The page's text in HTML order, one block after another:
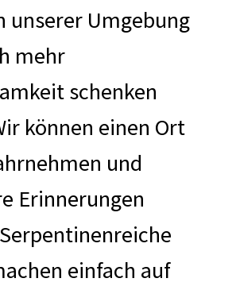
unserer Umgebung
mehr
schenken
können einen Ort
und
Erinnerungen
einfach auf